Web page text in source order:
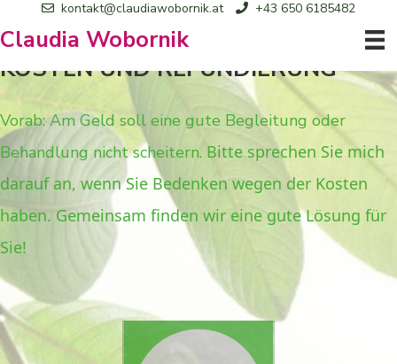
kontakt@claudiawobornik.at +43 650 6185482
Claudia Wobornik
KOSTEN UND REFUNDIERUNG
Vorab:Am Geld soll eine gute Begleitung oder
Behandlung nicht scheitern. Bitte sprechen Sie mich
darauf an, wenn Sie Bedenken wegen der Kosten
haben. Gemeinsam finden wir eine gute Lösung für
Sie!